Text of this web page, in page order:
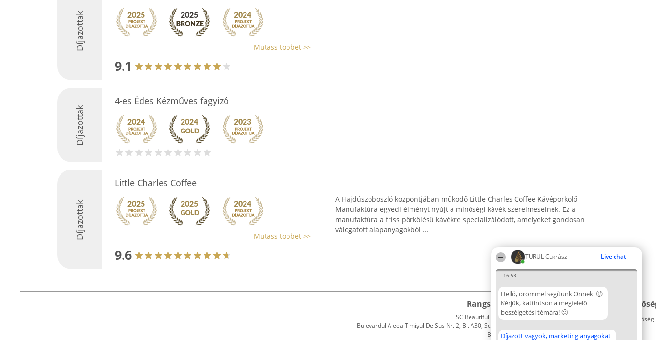
TURUL Cukrász Live chat
16:53
Helló, örömmel segítünk Önnek! 🙂
Kérjük, kattintson a megfelelő
beszélgetési témára! 🙂
Díjazott vagyok, marketing anyagokat
Díjazottak Mutass többet >>
9.1
Díjazottak
4-es Édes Kézműves fagyizó
Díjazottak
Little Charles Coffee
Mutass többet >>
9.6
A Hajdúszoboszló központjában működő Little Charles Coffee Kávépörkölő
Manufaktúra egyedi élményt nyújt a minőségi kávék szerelmeseinek. Ez a
manufaktúra a friss pörkölésű kávékre specializálódott, amelyeket gondosan
válogatott alapanyagokból ...
Rangsorszervező
SC Beautiful Company S.R.L.
Bulevardul Aleea Timișul De Sus Nr. 2, Bl. A30, Sc. A, Et. 4, Ap. 13
Bukarest 53-238
Népszavazás
Nyertesek
díjazottak
Elérhetőség